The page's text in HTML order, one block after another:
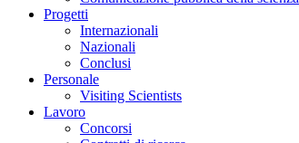
Progetti
Internazionali
Nazionali
Conclusi
Personale
Visiting Scientists
Lavoro
Concorsi